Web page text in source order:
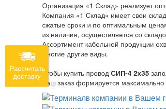
Организация «1 Склад» реализует
Компания «1 Склад» имеет свои
сжатые сроки и по оптимальным
из наличия, осуществляется со
Ассортимент кабельной продукции
многие другие виды.
Чтобы купить провод СИП-4 2х35
Ваш заказ формируется
Рассчитать
доставку